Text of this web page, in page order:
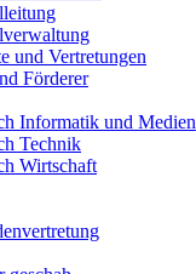
und Vertretungen
Förderer
Informatik und Medien
Technik
Wirtschaft